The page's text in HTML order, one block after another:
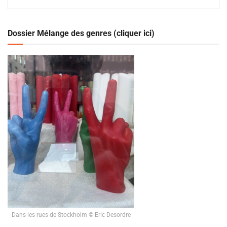
Dossier Mélange des genres (cliquer ici)
Dans les rues de Stockholm © Eric Desordre